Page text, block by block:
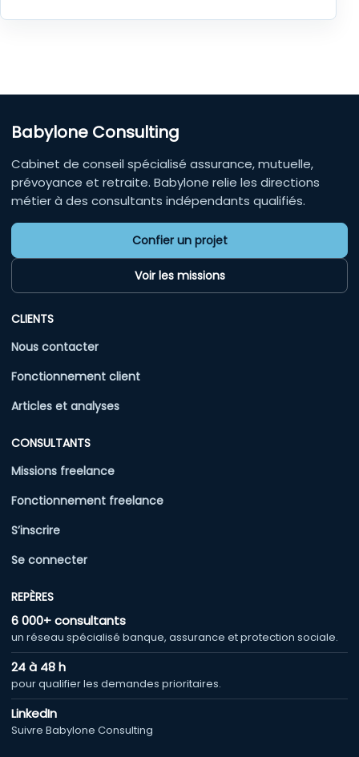
Babylone Consulting
Cabinet de conseil spécialisé assurance, mutuelle,
prévoyance et retraite. Babylone relie les directions
métier à des consultants indépendants qualifiés.
Confier un projet
Voir les missions
CLIENTS
Nous contacter
Fonctionnement client
Articles et analyses
CONSULTANTS
Missions freelance
Fonctionnement freelance
S’inscrire
Se connecter
REPÈRES
6 000+ consultants
un réseau spécialisé banque, assurance et protection sociale.
24 à 48 h
pour qualifier les demandes prioritaires.
LinkedIn
Suivre Babylone Consulting